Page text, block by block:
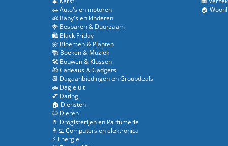
🚗 Auto's en motoren
👶 Baby's en kinderen
🌟 Besparen & Duurzaam
🛍️ Black Friday
🌼 Bloemen & Planten
📚 Boeken & Muziek
🛠️ Bouwen & Klussen
🎁 Cadeaus & Gadgets
📆 Dagaanbiedingen en Groupdeals
🚗 Dagje uit
💕 Dating
🏠 Diensten
🐶 Dieren
💊 Drogisterijen en Parfumerie
👨‍💻 Computers en elektronica
⚡ Energie
🏠